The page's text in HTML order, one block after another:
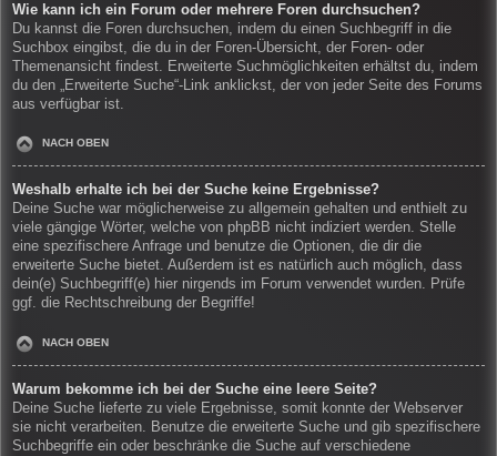
Wie kann ich ein Forum oder mehrere Foren durchsuchen?
Du kannst die Foren durchsuchen, indem du einen Suchbegriff in die
Suchbox eingibst, die du in der Foren-Übersicht, der Foren- oder
Themenansicht findest. Erweiterte Suchmöglichkeiten erhältst du, indem
du den „Erweiterte Suche“-Link anklickst, der von jeder Seite des Forums
aus verfügbar ist.
NACH OBEN
Weshalb erhalte ich bei der Suche keine Ergebnisse?
Deine Suche war möglicherweise zu allgemein gehalten und enthielt zu
viele gängige Wörter, welche von phpBB nicht indiziert werden. Stelle
eine spezifischere Anfrage und benutze die Optionen, die dir die
erweiterte Suche bietet. Außerdem ist es natürlich auch möglich, dass
dein(e) Suchbegriff(e) hier nirgends im Forum verwendet wurden. Prüfe
ggf. die Rechtschreibung der Begriffe!
NACH OBEN
Warum bekomme ich bei der Suche eine leere Seite?
Deine Suche lieferte zu viele Ergebnisse, somit konnte der Webserver
sie nicht verarbeiten. Benutze die erweiterte Suche und gib spezifischere
Suchbegriffe ein oder beschränke die Suche auf verschiedene